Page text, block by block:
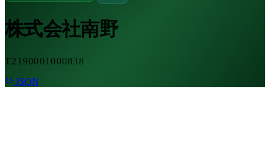
株式会社南野
T2190001000838
JSON